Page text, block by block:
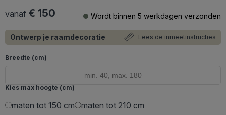
vanaf € 150 Wordt binnen 5 werkdagen verzonden
Ontwerp je raamdecoratie Lees de inmeetinstructies
Breedte (cm)
Kies max hoogte (cm)
maten tot 150 cm maten tot 210 cm